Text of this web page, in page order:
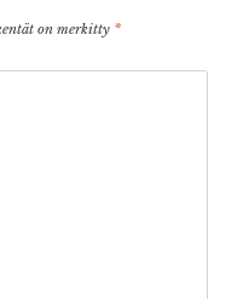
on merkitty *